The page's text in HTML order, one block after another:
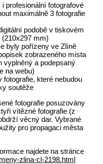
profesionální fotografové
maximálně 3 fotografie
podobě v tiskovém
mm)
byly pořízeny ve Zlíně
zobrazeného místa
vyplněný a podepsaný
na webu)
fotografie, které nebudou
soutěže
fotografie posuzovány
vítězné fotografie (z
věcný dar. Vybrané
pro propagaci města
najdete na stránce
zlina-cl-2198.html